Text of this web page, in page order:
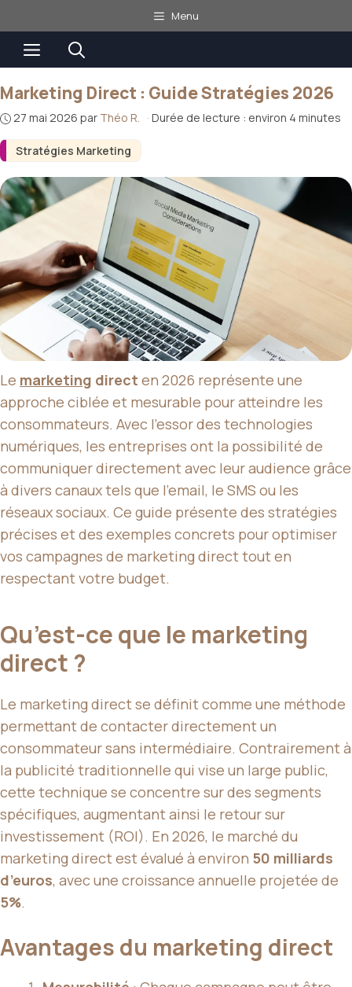
au
contenu
Menu
Menu
Stratégies Marketing
Marketing Direct : Guide Stratégies 2026
27 mai 2026 par Théo R. · Durée de lecture : environ 4 minutes
Le marketing direct en 2026 représente une
approche ciblée et mesurable pour atteindre les
consommateurs. Avec l’essor des technologies
numériques, les entreprises ont la possibilité de
communiquer directement avec leur audience grâce
à divers canaux tels que l’email, le SMS ou les
réseaux sociaux. Ce guide présente des stratégies
précises et des exemples concrets pour optimiser
vos campagnes de marketing direct tout en
respectant votre budget.
Qu’est-ce que le marketing
direct ?
Le marketing direct se définit comme une méthode
permettant de contacter directement un
consommateur sans intermédiaire. Contrairement à
la publicité traditionnelle qui vise un large public,
cette technique se concentre sur des segments
spécifiques, augmentant ainsi le retour sur
investissement (ROI). En 2026, le marché du
marketing direct est évalué à environ 50 milliards
d’euros, avec une croissance annuelle projetée de
5%.
Avantages du marketing direct